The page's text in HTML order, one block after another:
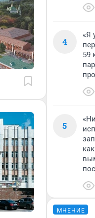
4
«Я
59
5
МНЕНИЕ